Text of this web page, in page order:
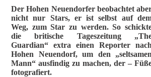
Der Hohen Neuendorfer beobachtet
nicht nur Stars, er ist selbst auf
Weg, zum Star zu werden. So
die britische Tageszeitung
Guardian“ extra einen Reporter nach
Hohen Neuendorf, um den „seltsamen
Mann“ ausfindig zu machen, der –
fotografiert.